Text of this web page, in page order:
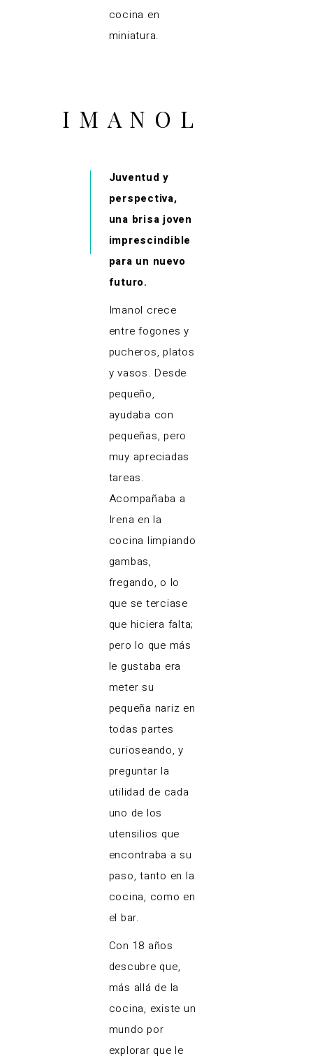
cocina en
miniatura.
IMANOL
Juventud y
perspectiva,
una brisa joven
imprescindible
para un nuevo
futuro.
Imanol crece
entre fogones y
pucheros, platos
y vasos. Desde
pequeño,
ayudaba con
pequeñas, pero
muy apreciadas
tareas.
Acompañaba a
Irena en la
cocina limpiando
gambas,
fregando, o lo
que se terciase
que hiciera falta;
pero lo que más
le gustaba era
meter su
pequeña nariz en
todas partes
curioseando, y
preguntar la
utilidad de cada
uno de los
utensilios que
encontraba a su
paso, tanto en la
cocina, como en
el bar.
Con 18 años
descubre que,
más allá de la
cocina, existe un
mundo por
explorar que le